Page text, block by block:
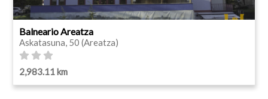
Balneario Areatza
Askatasuna, 50 (Areatza)
2,983.11 km